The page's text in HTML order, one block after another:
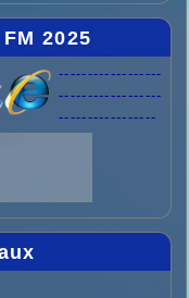
2025
------------------
------------------
-----------------